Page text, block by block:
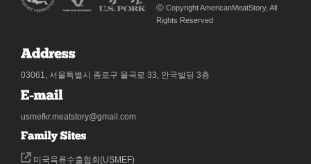
ⓒ Copyright AmericanMeatStory, All
Rights Reserved
03061, 서울특별시 종로구 율곡로 33, 안국빌딩 3층
usmefkr.meatstory@gmail.com
미국육류수출협회(USMEF)